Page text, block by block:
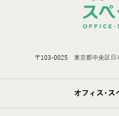
〒103-0025 東京都中央区日
オフィス･ス